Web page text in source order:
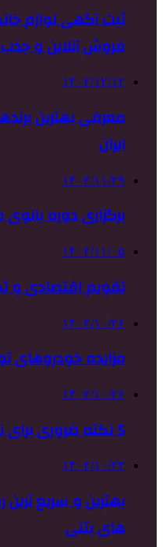
ثبت آگهی لوازم
فروش آنلاین و جذب
۱۴۰۲/۱۲/۱۲
معرفی بهترین
ایران
۱۴۰۲/۱۱/۲۹
برگزاری دوره
۱۴۰۲/۱۱/۰۵
تقویم اقتصادی و
۱۴۰۲/۱۰/۲۶
مزایده خودروهای
۱۴۰۲/۱۰/۲۶
5 نکته ضروری برای نگهداری حیوان خانگی
۱۴۰۲/۱۰/۲۳
بهترین و سریع
های بتنی